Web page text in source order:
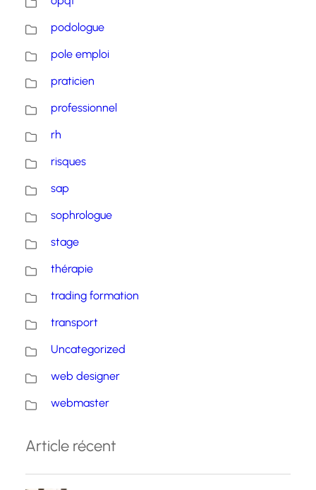
podologue
pole emploi
praticien
professionnel
rh
risques
sap
sophrologue
stage
thérapie
trading formation
transport
Uncategorized
web designer
webmaster
Article récent